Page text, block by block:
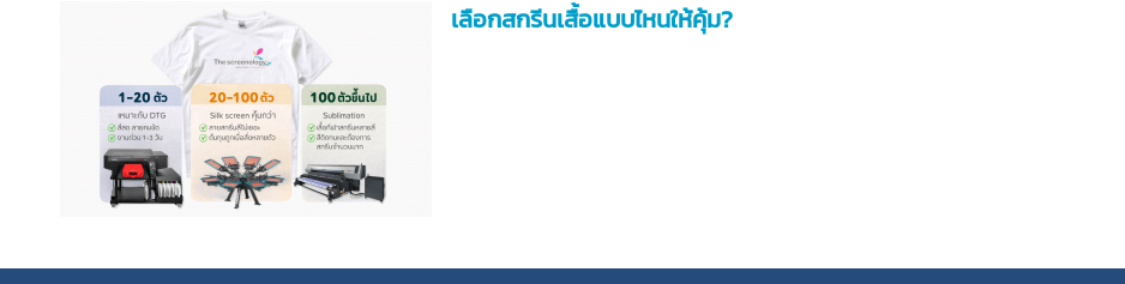
เลือกสกรีนเสื้อแบบไหนให้คุ้ม?